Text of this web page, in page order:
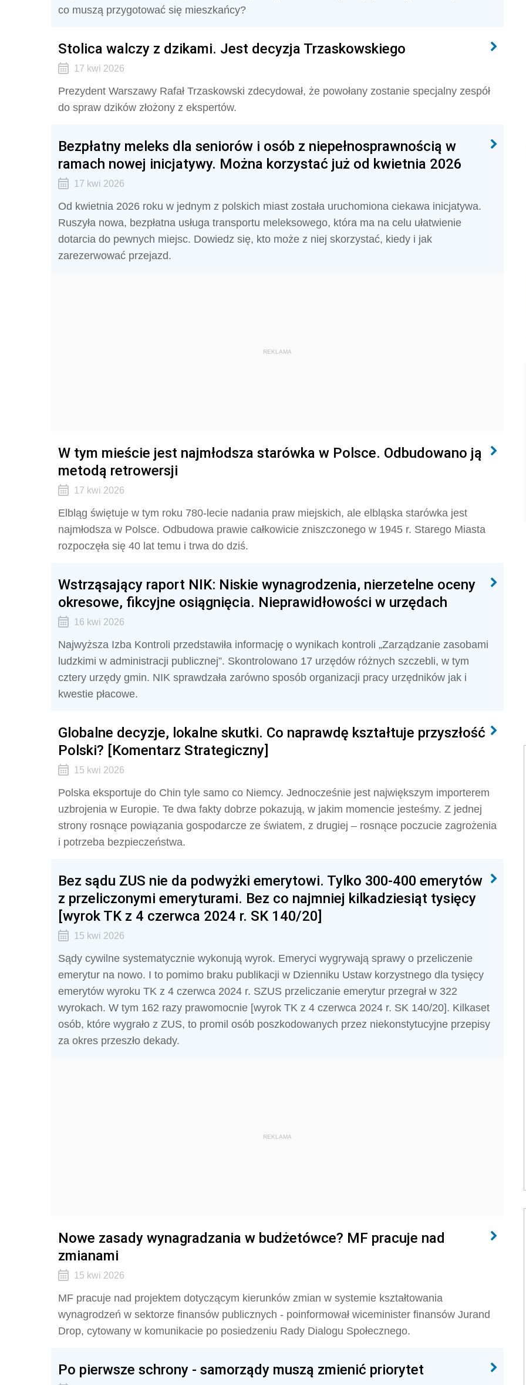
co muszą przygotować się mieszkańcy?
Stolica walczy z dzikami. Jest decyzja Trzaskowskiego
17 kwi 2026
Prezydent Warszawy Rafał Trzaskowski zdecydował, że powołany zostanie specjalny zespół
do spraw dzików złożony z ekspertów.
Bezpłatny meleks dla seniorów i osób z niepełnosprawnością w
ramach nowej inicjatywy. Można korzystać już od kwietnia 2026
17 kwi 2026
Od kwietnia 2026 roku w jednym z polskich miast została uruchomiona ciekawa inicjatywa.
Ruszyła nowa, bezpłatna usługa transportu meleksowego, która ma na celu ułatwienie
dotarcia do pewnych miejsc. Dowiedz się, kto może z niej skorzystać, kiedy i jak
zarezerwować przejazd.
REKLAMA
W tym mieście jest najmłodsza starówka w Polsce. Odbudowano ją
metodą retrowersji
17 kwi 2026
Elbląg świętuje w tym roku 780-lecie nadania praw miejskich, ale elbląska starówka jest
najmłodsza w Polsce. Odbudowa prawie całkowicie zniszczonego w 1945 r. Starego Miasta
rozpoczęła się 40 lat temu i trwa do dziś.
Wstrząsający raport NIK: Niskie wynagrodzenia, nierzetelne oceny
okresowe, fikcyjne osiągnięcia. Nieprawidłowości w urzędach
16 kwi 2026
Najwyższa Izba Kontroli przedstawiła informację o wynikach kontroli „Zarządzanie zasobami
ludzkimi w administracji publicznej”. Skontrolowano 17 urzędów różnych szczebli, w tym
cztery urzędy gmin. NIK sprawdzała zarówno sposób organizacji pracy urzędników jak i
kwestie płacowe.
Globalne decyzje, lokalne skutki. Co naprawdę kształtuje przyszłość
Polski? [Komentarz Strategiczny]
15 kwi 2026
Polska eksportuje do Chin tyle samo co Niemcy. Jednocześnie jest największym importerem
uzbrojenia w Europie. Te dwa fakty dobrze pokazują, w jakim momencie jesteśmy. Z jednej
strony rosnące powiązania gospodarcze ze światem, z drugiej – rosnące poczucie zagrożenia
i potrzeba bezpieczeństwa.
Bez sądu ZUS nie da podwyżki emerytowi. Tylko 300-400 emerytów
z przeliczonymi emeryturami. Bez co najmniej kilkadziesiąt tysięcy
[wyrok TK z 4 czerwca 2024 r. SK 140/20]
15 kwi 2026
Sądy cywilne systematycznie wykonują wyrok. Emeryci wygrywają sprawy o przeliczenie
emerytur na nowo. I to pomimo braku publikacji w Dzienniku Ustaw korzystnego dla tysięcy
emerytów wyroku TK z 4 czerwca 2024 r. SZUS przeliczanie emerytur przegrał w 322
wyrokach. W tym 162 razy prawomocnie [wyrok TK z 4 czerwca 2024 r. SK 140/20]. Kilkaset
osób, które wygrało z ZUS, to promil osób poszkodowanych przez niekonstytucyjne przepisy
za okres przeszło dekady.
REKLAMA
Nowe zasady wynagradzania w budżetówce? MF pracuje nad
zmianami
15 kwi 2026
MF pracuje nad projektem dotyczącym kierunków zmian w systemie kształtowania
wynagrodzeń w sektorze finansów publicznych - poinformował wiceminister finansów Jurand
Drop, cytowany w komunikacie po posiedzeniu Rady Dialogu Społecznego.
Po pierwsze schrony - samorządy muszą zmienić priorytet